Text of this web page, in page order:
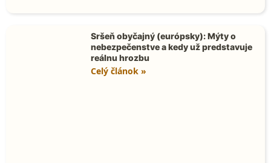
Sršeň obyčajný (európsky): Mýty o
nebezpečenstve a kedy už predstavuje
reálnu hrozbu
Celý článok »